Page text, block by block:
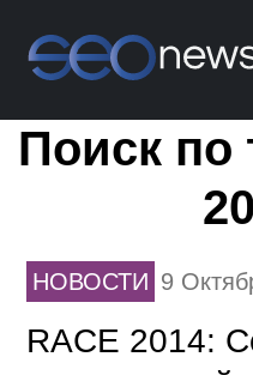
Поиск по
НОВОСТИ 9
RACE 2014: